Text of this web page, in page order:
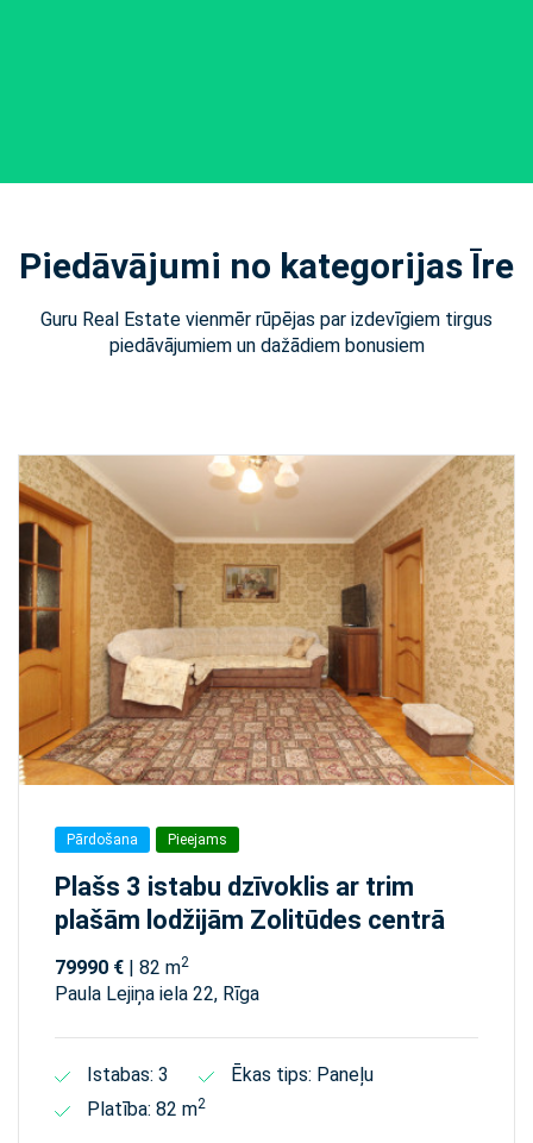
Piedāvājumi no kategorijas Īre
Guru Real Estate vienmēr rūpējas par izdevīgiem tirgus
piedāvājumiem un dažādiem bonusiem
Pārdošana Pieejams
Plašs 3 istabu dzīvoklis ar trim
plašām lodžijām Zolitūdes centrā
79990 € | 82 m2
Paula Lejiņa iela 22, Rīga
Istabas: 3
Ēkas tips: Paneļu
Platība: 82 m2